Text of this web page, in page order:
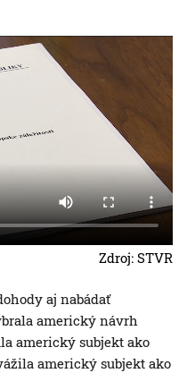
Zdroj: STVR
aj nabádať
americký návrh
americký subjekt ako
americký subjekt ako